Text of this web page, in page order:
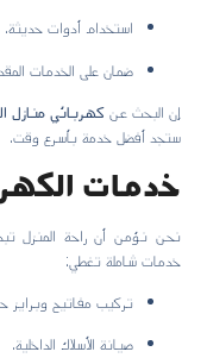
استخدام أدوات حديثة.
ضمان على الخدمات المقدمة.
إن البحث عنكهربائي منازل
ستجد أفضل خدمة بأسرع وقت.
خدمات
نحن نؤمن أن راحة المنزل
خدمات شاملة تغطي:
تركيب مفاتيح وبرايز
صيانة الأسلاك الداخلية.